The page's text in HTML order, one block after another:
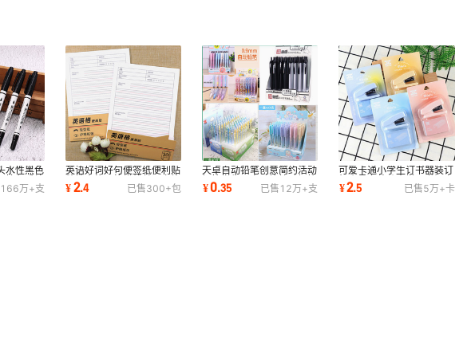
水性黑色
166万+支
英语好词好句便签纸便利贴
粘性方格网格横线单词卡片
英语彩色记单
¥2.4 已售300+包
天卓自动铅笔创意简约活动
铅笔学生用自动笔按动铅笔
学习文具批发
¥0.35 已售 12万+支
可爱卡通小学生订书器装订
机小号套装儿童学习书订文
具迷你订书机
¥2.5 已售5万+卡